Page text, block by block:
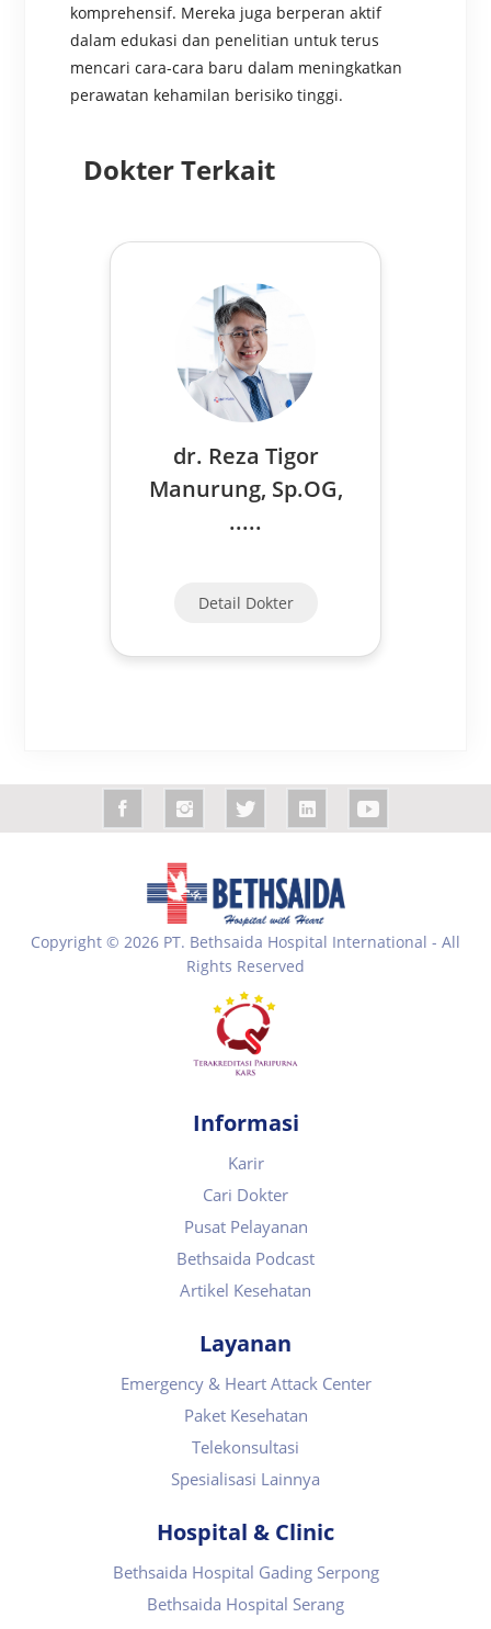
komprehensif. Mereka juga berperan aktif
dalam edukasi dan penelitian untuk terus
mencari cara-cara baru dalam meningkatkan
perawatan kehamilan berisiko tinggi.
Dokter Terkait
dr. Reza Tigor
Manurung, Sp.OG,
.....
Detail Dokter
Copyright © 2026 PT. Bethsaida Hospital International - All
Rights Reserved
Informasi
Karir
Cari Dokter
Pusat Pelayanan
Bethsaida Podcast
Artikel Kesehatan
Layanan
Emergency & Heart Attack Center
Paket Kesehatan
Telekonsultasi
Spesialisasi Lainnya
Hospital & Clinic
Bethsaida Hospital Gading Serpong
Bethsaida Hospital Serang